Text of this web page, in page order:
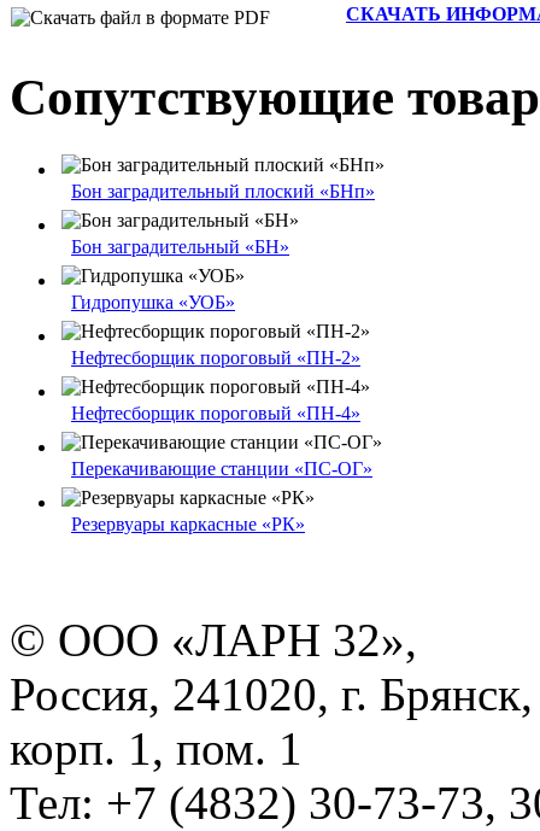
СКАЧАТЬ
Сопутствующие
Бон заградительный плоский «БНп»
Бон заградительный «БН»
Гидропушка «УОБ»
Нефтесборщик пороговый «ПН-2»
Нефтесборщик пороговый «ПН-4»
Перекачивающие станции «ПС-ОГ»
Резервуары каркасные «РК»
© ООО «ЛАРН 32»,
Россия, 241020, г.
корп. 1, пом. 1
Тел: +7 (4832) 30-73-73,